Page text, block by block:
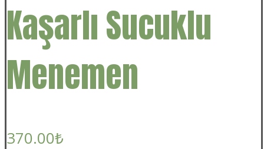
Kaşarlı Sucuklu
Menemen
370.00₺